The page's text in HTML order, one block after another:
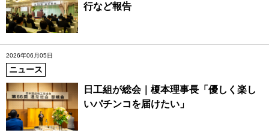
行など報告
2026年06月05日
ニュース
日工組が総会｜榎本理事長「優しく楽し
いパチンコを届けたい」